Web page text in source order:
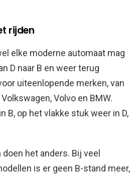
rijden
elke moderne automaat mag
D naar B en weer terug
uiteenlopende merken, van
Volvo en BMW.
B, op het vlakke stuk weer in D,
het anders. Bij veel
is er geen B-stand meer,